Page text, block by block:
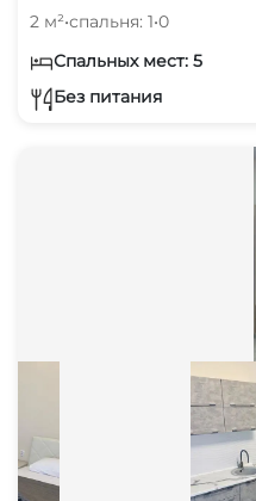
2 м²•спальня: 1•0
Спальных мест: 5
Без питания